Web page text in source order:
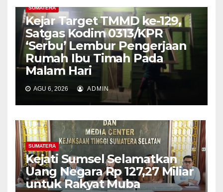
SUMATERA
Kejar Target TMMD ke-129,
Satgas Kodim 0313/KPR
‘Serbu’ Lembur Pengerjaan
Rumah Ibu Timah Pada
Malam Hari
AGU 6, 2026 ADMIN
SUMATERA
Kejati Sumsel Selamatkan
Uang Negara Rp 127,27 Miliar
untuk Rakyat Muba